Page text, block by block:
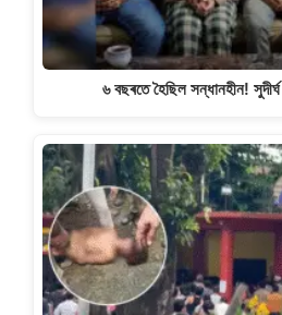
৬ বছৰতে হৈছিল সন্ধানহীন!